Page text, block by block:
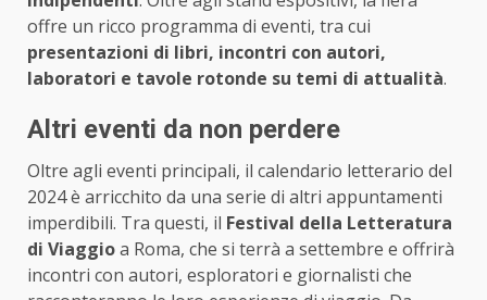
offre un ricco programma di eventi, tra cui
presentazioni di libri, incontri con autori,
laboratori e tavole rotonde su temi di attualità.
Altri eventi da non perdere
Oltre agli eventi principali, il calendario letterario del
2024 è arricchito da una serie di altri appuntamenti
imperdibili. Tra questi, il Festival della Letteratura
di Viaggioa Roma, che si terrà a settembre e offrirà
incontri con autori, esploratori e giornalisti che